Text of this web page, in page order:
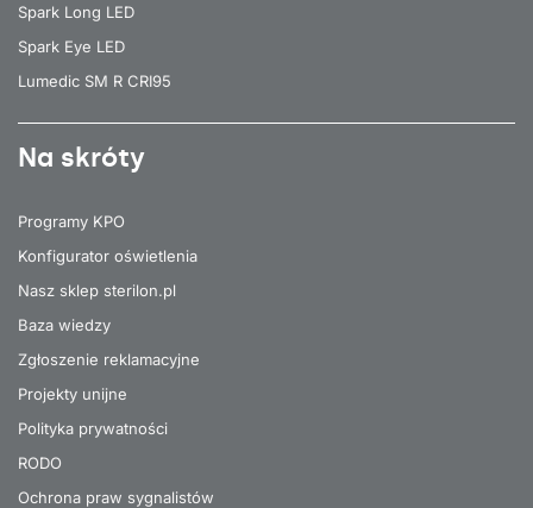
Spark Long LED
Spark Eye LED
Lumedic SM R CRI95
Na skróty
Programy KPO
Konfigurator oświetlenia
Nasz sklep sterilon.pl
Baza wiedzy
Zgłoszenie reklamacyjne
Projekty unijne
Polityka prywatności
RODO
Ochrona praw sygnalistów